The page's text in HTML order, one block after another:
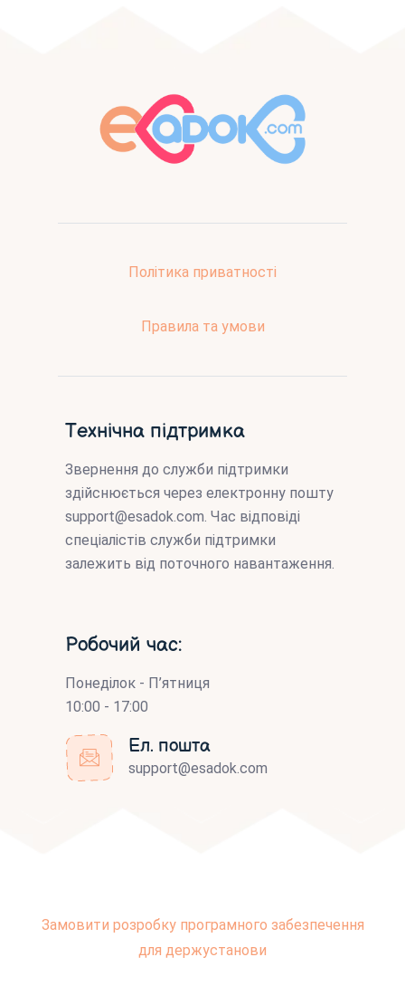
Політика приватності
Правила та умови
Технічна підтримка
Звернення до служби підтримки
здійснюється через електронну пошту
support@esadok.com. Час відповіді
спеціалістів служби підтримки
залежить від поточного навантаження.
Робочий час:
Понеділок - П’ятниця
10:00 - 17:00
Ел. пошта
support@esadok.com
Замовити розробку програмного забезпечення
для держустанови